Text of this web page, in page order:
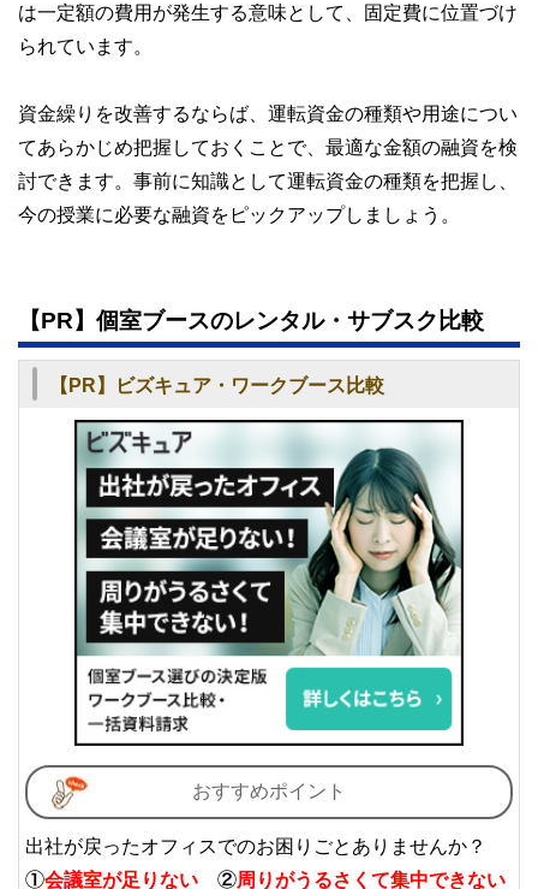
は一定額の費用が発生する意味として、固定費に位置づけ
られています。
資金繰りを改善するならば、運転資金の種類や用途につい
てあらかじめ把握しておくことで、最適な金額の融資を検
討できます。事前に知識として運転資金の種類を把握し、
今の授業に必要な融資をピックアップしましょう。
【PR】個室ブースのレンタル・サブスク比較
【PR】ビズキュア・ワークブース比較
おすすめポイント
出社が戻ったオフィスでのお困りごとありませんか？
①会議室が足りない ②周りがうるさくて集中できない